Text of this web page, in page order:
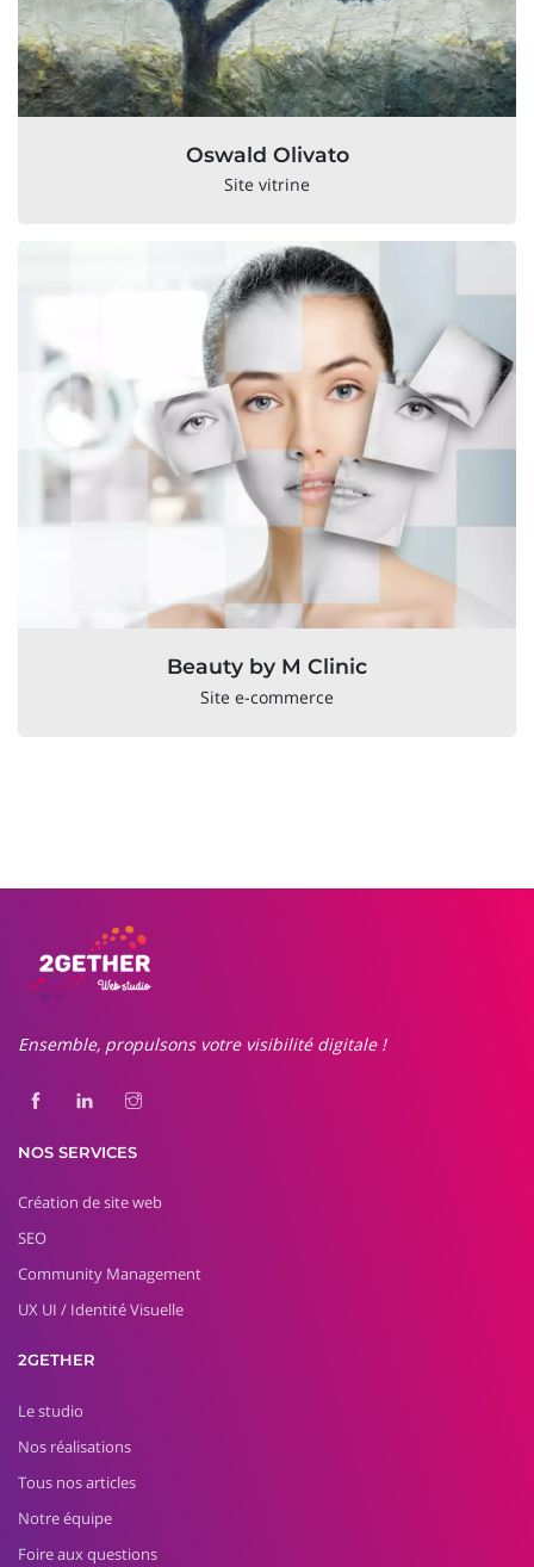
Oswald Olivato
Site vitrine
Beauty by M Clinic
Site e-commerce
Ensemble, propulsons votre visibilité digitale !
NOS SERVICES
Création de site web
SEO
Community Management
UX UI / Identité Visuelle
2GETHER
Le studio
Nos réalisations
Tous nos articles
Notre équipe
Foire aux questions